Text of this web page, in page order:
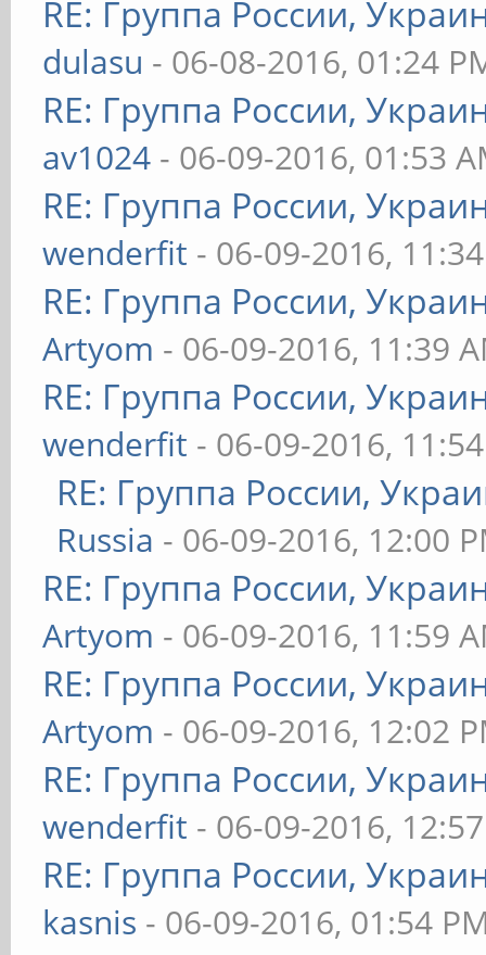
RE: Группа России,
dulasu - 06-08-2016, 01:24
RE: Группа России,
av1024 - 06-09-2016, 01:53
RE: Группа России,
wenderfit - 06-09-2016,
RE: Группа России,
Artyom - 06-09-2016, 11:39
RE: Группа России,
wenderfit - 06-09-2016,
RE: Группа России,
Russia - 06-09-2016, 12:00
RE: Группа России,
Artyom - 06-09-2016, 11:59
RE: Группа России,
Artyom - 06-09-2016, 12:02
RE: Группа России,
wenderfit - 06-09-2016,
RE: Группа России,
kasnis - 06-09-2016, 01:54